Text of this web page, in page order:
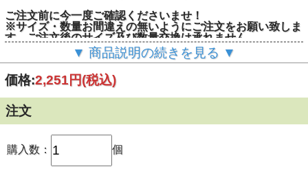
ご注文前に今一度ご確認くださいませ！
※サイズ・数量お間違えの無いようにご注文をお願い致しま
す。ご注文後のサイズ及び数量交換は承れません。
■適合アンカー：接着系アンカー用
■サンコーワブラシWタイプ(金属ワイヤーブラシ)
■適合穿孔径(mm)：30～32
■全長(mm)：550
▼ 商品説明の続きを見る ▼
価格:2,251円(税込)
注文
購入数： 個